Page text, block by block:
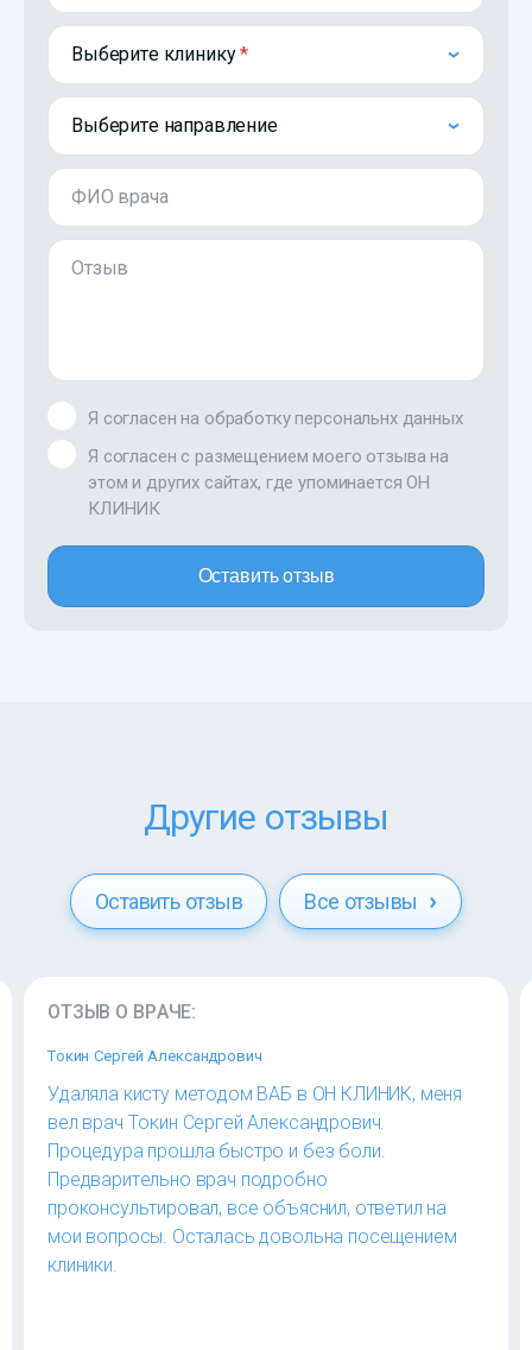
Выберите клинику
Выберите направление
ФИО врача
Отзыв
Я согласен на обработку персональнх данных
Я согласен с размещением моего отзыва на
этом и других сайтах, где упоминается ОН
КЛИНИК
Оставить отзыв
Другие отзывы
Оставить отзыв Все отзывы
ОТЗЫВ О ВРАЧЕ:
Токин Сергей Александрович
Удаляла кисту методом ВАБ в ОН КЛИНИК, меня
вел врач Токин Сергей Александрович.
Процедура прошла быстро и без боли.
Предварительно врач подробно
проконсультировал, все объяснил, ответил на
мои вопросы. Осталась довольна посещением
клиники.